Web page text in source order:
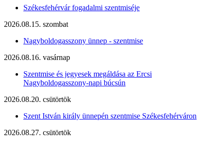
Székesfehérvár fogadalmi szentmiséje
2026.08.15. szombat
Nagyboldogasszony ünnep - szentmise
2026.08.16. vasárnap
Szentmise és jegyesek megáldása az Ercsi
Nagyboldogasszony-napi búcsún
2026.08.20. csütörtök
Szent István király ünnepén szentmise Székesfehérváron
2026.08.27. csütörtök